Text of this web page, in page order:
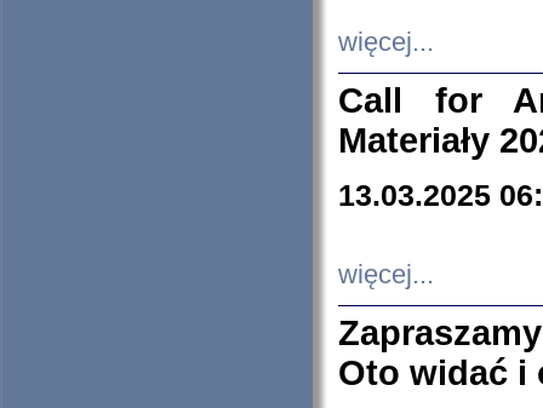
więcej...
Call for
Materiały
13.03.2025
więcej...
Oto widać i